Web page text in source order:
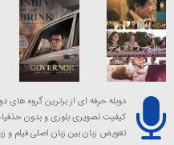
دوبله حرفه ای از برترین گروه های
کیفیت تصویری بلوری و بدون
تعویض زبان بین زبان اصلی فیلم و